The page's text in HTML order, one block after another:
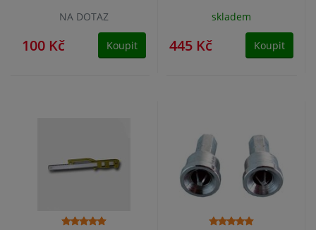
NA DOTAZ
100 Kč Koupit
skladem
445 Kč Koupit